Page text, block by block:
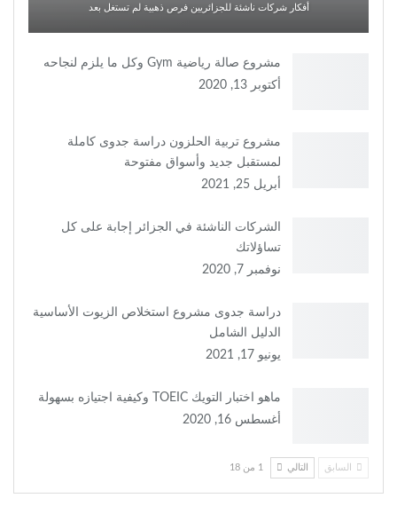
أفكار شركات ناشئة للجزائريين فرص ذهبية لم تستغل بعد
مشروع صالة رياضية Gym وكل ما يلزم لنجاحه
أكتوبر 13, 2020
مشروع تربية الحلزون دراسة جدوى كاملة
لمستقبل جديد وأسواق مفتوحة
أبريل 25, 2021
الشركات الناشئة في الجزائر إجابة على كل
تساؤلاتك
نوفمبر 7, 2020
دراسة جدوى مشروع استخلاص الزيوت الأساسية
الدليل الشامل
يونيو 17, 2021
ماهو اختبار التويك TOEIC وكيفية اجتيازه بسهولة
أغسطس 16, 2020
السابق التالي 1 من 18